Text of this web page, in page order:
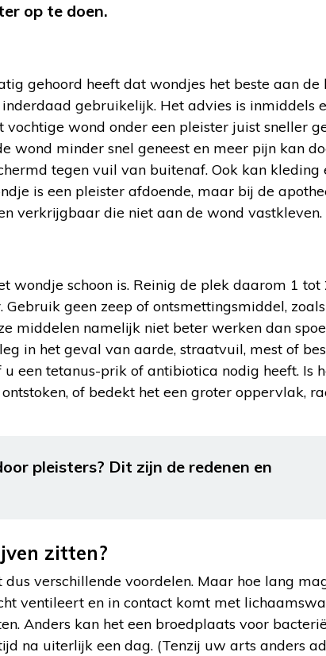
op te doen.
gehoord heeft dat wondjes het beste aan de
gebruikelijk. Het advies is inmiddels
wond onder een pleister juist sneller
wond minder snel geneest en meer pijn kan
tegen vuil van buitenaf. Ook kan kleding
is een pleister afdoende, maar bij de
verkrijgbaar die niet aan de wond vastkleven.
wondje schoon is. Reinig de plek daarom 1 tot
geen zeep of ontsmettingsmiddel,
middelen namelijk niet beter werken dan
in het geval van aarde, straatvuil, mest of
een tetanus-prik of antibiotica nodig heeft. Is
of bedekt het een groter oppervlak,
pleisters? Dit zijn de redenen en
zitten?
verschillende voordelen. Maar hoe lang
ventileert en in contact komt met
Anders kan het een broedplaats voor
na uiterlijk een dag. (Tenzij uw arts anders